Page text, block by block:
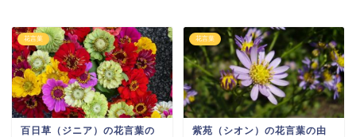
花言葉
百日草（ジニア）の花言葉の
花言葉
紫苑（シオン）の花言葉の由